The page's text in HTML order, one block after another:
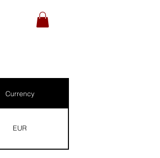
Currency
EUR